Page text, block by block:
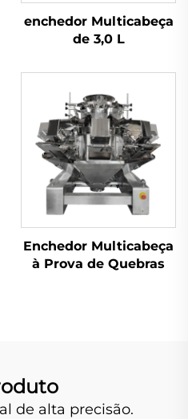
enchedor Multicabeça
de 3,0 L
Enchedor Multicabeça
à Prova de Quebras
de alta precisão.